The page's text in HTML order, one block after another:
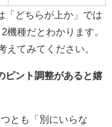
「どちらが上か」では
機種だとわかります。
えてみてください。
ント調整があると嬉
とも「別にいらな